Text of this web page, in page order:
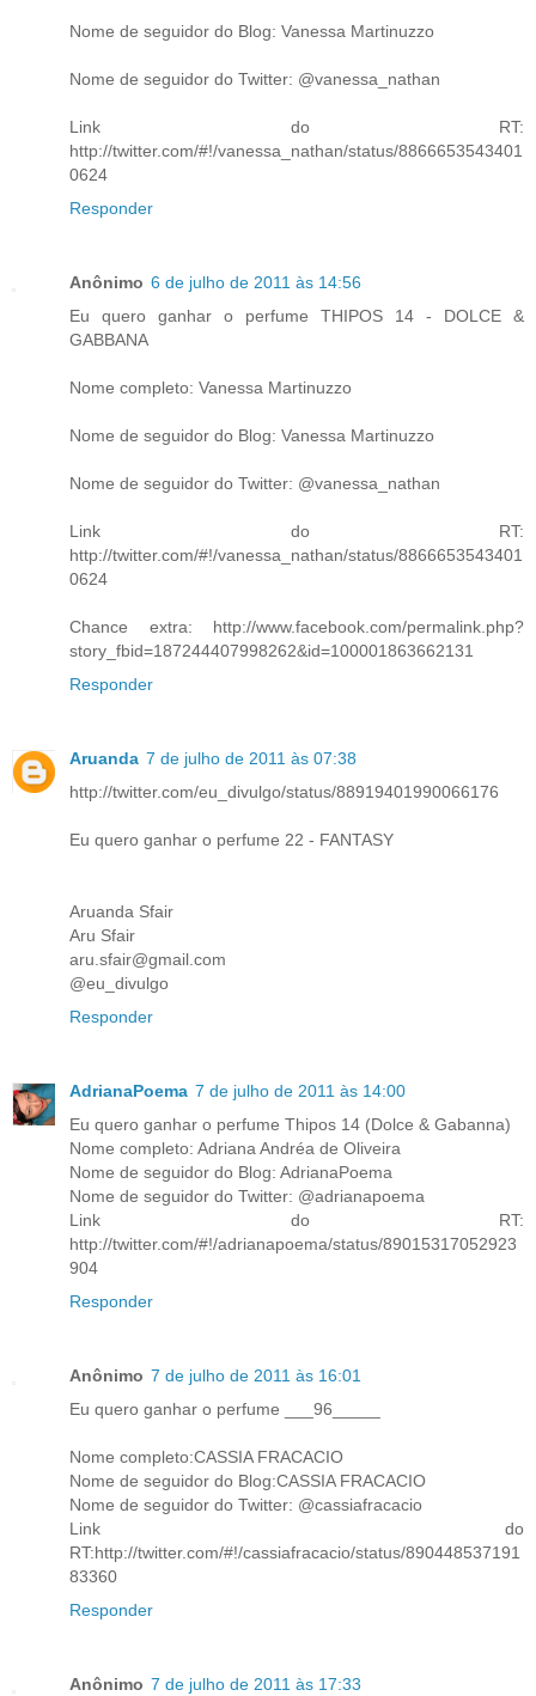
Nome de seguidor do Blog: Vanessa Martinuzzo
Nome de seguidor do Twitter: @vanessa_nathan
Link do RT:
http://twitter.com/#!/vanessa_nathan/status/8866653543401
0624
Responder
Anônimo 6 de julho de 2011 às 14:56
Eu quero ganhar o perfume THIPOS 14 - DOLCE &
GABBANA
Nome completo: Vanessa Martinuzzo
Nome de seguidor do Blog: Vanessa Martinuzzo
Nome de seguidor do Twitter: @vanessa_nathan
Link do RT:
http://twitter.com/#!/vanessa_nathan/status/8866653543401
0624
Chance extra: http://www.facebook.com/permalink.php?
story_fbid=187244407998262&id=100001863662131
Responder
Aruanda 7 de julho de 2011 às 07:38
http://twitter.com/eu_divulgo/status/88919401990066176
Eu quero ganhar o perfume 22 - FANTASY
Aruanda Sfair
Aru Sfair
aru.sfair@gmail.com
@eu_divulgo
Responder
AdrianaPoema 7 de julho de 2011 às 14:00
Eu quero ganhar o perfume Thipos 14 (Dolce & Gabanna)
Nome completo: Adriana Andréa de Oliveira
Nome de seguidor do Blog: AdrianaPoema
Nome de seguidor do Twitter: @adrianapoema
Link do RT:
http://twitter.com/#!/adrianapoema/status/89015317052923
904
Responder
Anônimo 7 de julho de 2011 às 16:01
Eu quero ganhar o perfume ___96_____
Nome completo:CASSIA FRACACIO
Nome de seguidor do Blog:CASSIA FRACACIO
Nome de seguidor do Twitter: @cassiafracacio
Link do
RT:http://twitter.com/#!/cassiafracacio/status/890448537191
83360
Responder
Anônimo 7 de julho de 2011 às 17:33